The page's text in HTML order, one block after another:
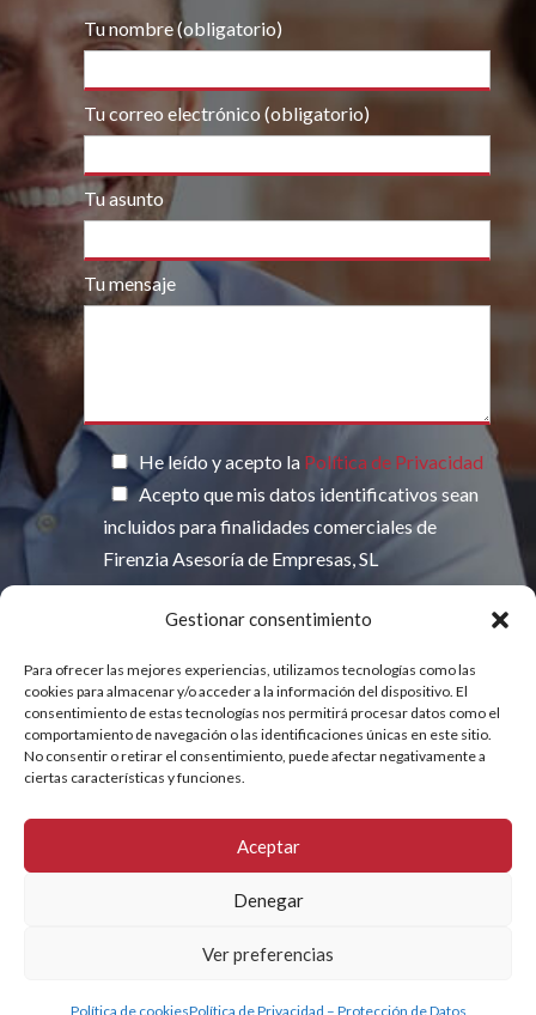
Gestionar consentimiento
Para ofrecer las mejores experiencias, utilizamos tecnologías como las
cookies para almacenar y/o acceder a la información del dispositivo. El
consentimiento de estas tecnologías nos permitirá procesar datos como el
comportamiento de navegación o las identificaciones únicas en este sitio.
No consentir o retirar el consentimiento, puede afectar negativamente a
ciertas características y funciones.
Aceptar
Denegar
Ver preferencias
Política de cookiesPolítica de Privacidad – Protección de Datos
Tu nombre (obligatorio)
Tu correo electrónico (obligatorio)
Tu asunto
Tu mensaje
Por favor, deja este campo vacío.
He leído y acepto la Política de Privacidad
Acepto que mis datos identificativos sean
incluidos para finalidades comerciales de
Firenzia Asesoría de Empresas, SL
INFORMACIÓN BÁSICA SOBRE
PROTECCIÓN DE DATOS
Política de Privacidad
de Cookies–Declaración de Accesibilidad–Mapa